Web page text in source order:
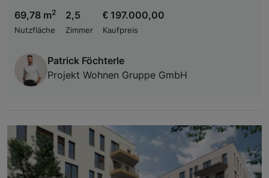
69,78 m2
Nutzfläche
2,5
Zimmer
€ 197.000,00
Kaufpreis
Patrick Föchterle
Projekt Wohnen Gruppe GmbH